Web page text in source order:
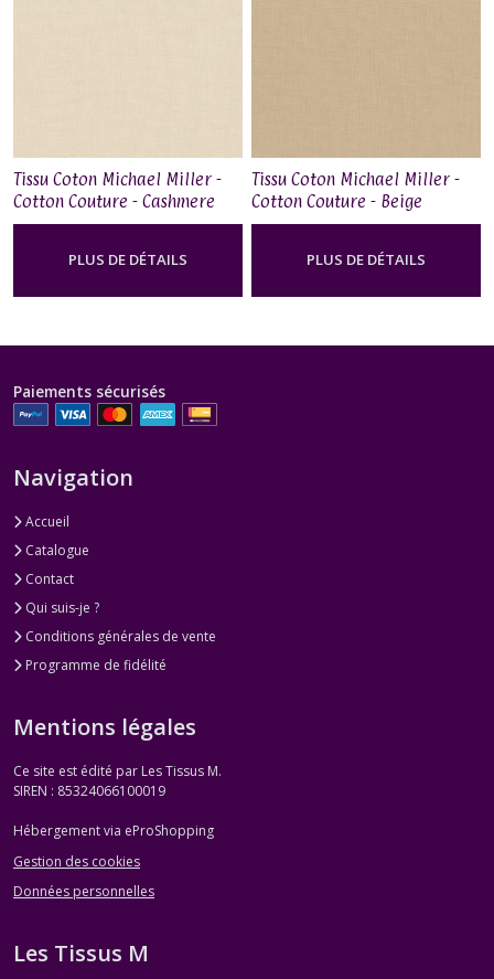
Tissu Coton Michael Miller -
Cotton Couture - Cashmere
PLUS DE DÉTAILS
Tissu Coton Michael Miller -
Cotton Couture - Beige
PLUS DE DÉTAILS
Paiements sécurisés
Navigation
Accueil
Catalogue
Contact
Qui suis-je ?
Conditions générales de vente
Programme de fidélité
Mentions légales
Ce site est édité par Les Tissus M.
SIREN : 85324066100019
Hébergement via eProShopping
Gestion des cookies
Données personnelles
Les Tissus M